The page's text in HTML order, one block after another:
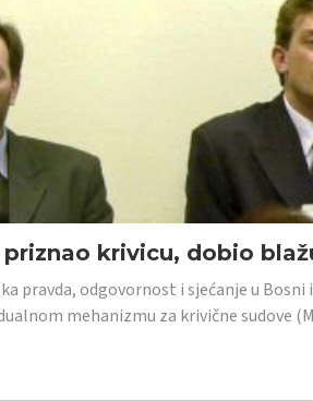
krivicu, dobio
pravda, odgovornost i sjećanje u
mehanizmu za krivične sudove